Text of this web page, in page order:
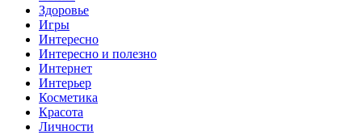
Здоровье
Игры
Интересно
Интересно и полезно
Интернет
Интерьер
Косметика
Красота
Личности